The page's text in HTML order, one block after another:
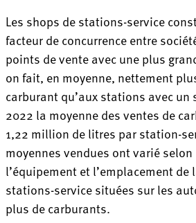
Les shops de stations-service
facteur de concurrence entre
points de vente avec une plus
on fait, en moyenne, nettement
carburant qu’aux stations avec un
2022 la moyenne des ventes de
1,22 million de litres par station-
moyennes vendues ont varié
l’équipement et l’emplacement de
stations-service situées sur les
plus de carburants.